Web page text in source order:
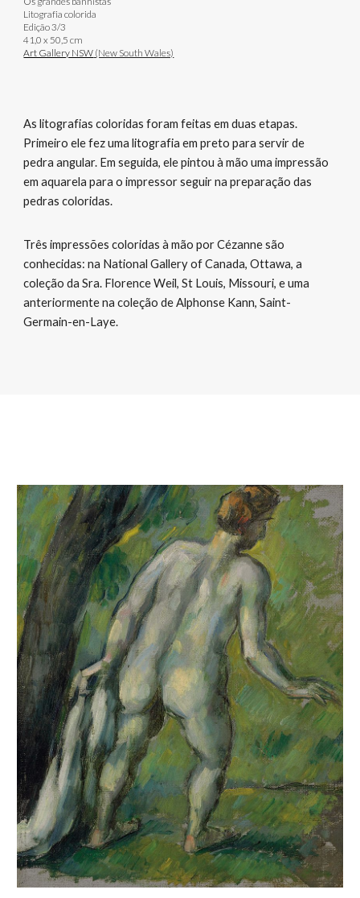
Litografia colorida
Edição 3/3
41,0 x 50,5 cm
Art Gallery NSW (New South Wales)
As litografias coloridas foram feitas em duas etapas.
Primeiro ele fez uma litografia em preto para servir de
pedra angular. Em seguida, ele pintou à mão uma impressão
em aquarela para o impressor seguir na preparação das
pedras coloridas.
Três impressões coloridas à mão por Cézanne são
conhecidas: na National Gallery of Canada, Ottawa, a
coleção da Sra. Florence Weil, St Louis, Missouri, e uma
anteriormente na coleção de Alphonse Kann, Saint-
Germain-en-Laye.